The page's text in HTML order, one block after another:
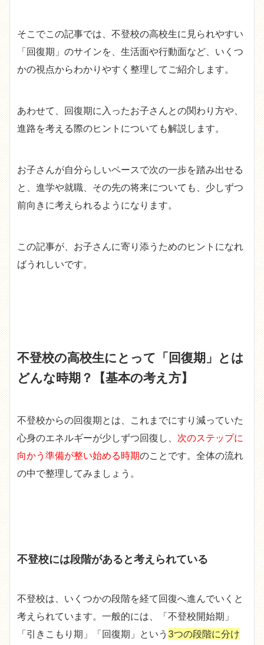
そこでこの記事では、不登校の高校生に見られやすい
「回復期」のサインを、生活面や行動面など、いくつ
かの視点からわかりやすく整理してご紹介します。
あわせて、回復期に入ったお子さんとの関わり方や、
進路を考える際のヒントについても解説します。
お子さんが自分らしいペースで次の一歩を踏み出せる
と、進学や就職、その先の将来についても、少しずつ
前向きに考えられるようになります。
この記事が、お子さんに寄り添うためのヒントになれ
ばうれしいです。
不登校の高校生にとって「回復期」とは
どんな時期？【基本の考え方】
不登校からの回復期とは、これまでにすり減っていた
心身のエネルギーが少しずつ回復し、 次のステップに
向かう準備が整い始める時期のことです。全体の流れ
の中で整理してみましょう。
不登校には段階があると考えられている
不登校は、いくつかの段階を経て回復へ進んでいくと
考えられています。一般的には、「不登校開始期」
「引きこもり期」「回復期」という 3つの段階に分け